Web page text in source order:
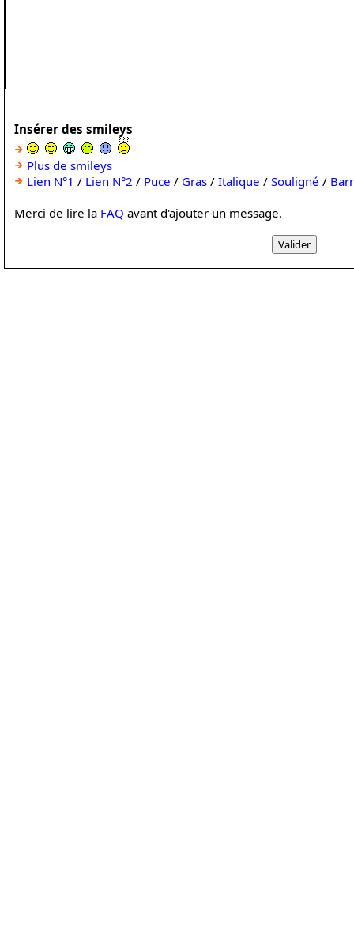
Insérer des smileys
Plus de smileys
Lien N°1 / Lien N°2 / Puce / Gras / Italique / Souligné /
Merci de lire la FAQ avant d'ajouter un message.